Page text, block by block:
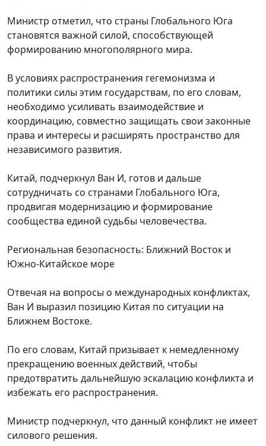
Министр отметил, что страны Глобального Юга
становятся важной силой, способствующей
формированию многополярного мира.
В условиях распространения гегемонизма и
политики силы этим государствам, по его словам,
необходимо усиливать взаимодействие и
координацию, совместно защищать свои законные
права и интересы и расширять пространство для
независимого развития.
Китай, подчеркнул Ван И, готов и дальше
сотрудничать со странами Глобального Юга,
продвигая модернизацию и формирование
сообщества единой судьбы человечества.
Региональная безопасность: Ближний Восток и
Южно-Китайское море
Отвечая на вопросы о международных конфликтах,
Ван И выразил позицию Китая по ситуации на
Ближнем Востоке.
По его словам, Китай призывает к немедленному
прекращению военных действий, чтобы
предотвратить дальнейшую эскалацию конфликта и
избежать его распространения.
Министр подчеркнул, что данный конфликт не имеет
силового решения.